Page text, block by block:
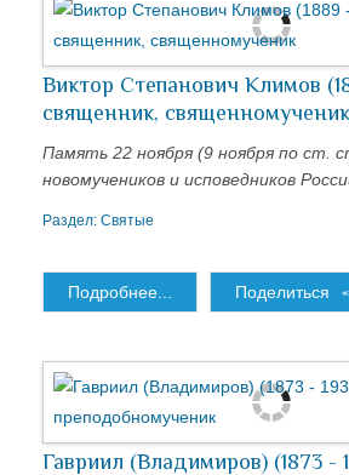
Виктор Степанович Климов
священник, священномученик
Память 22 ноября (9 ноября по ст.
новомучеников и исповедников
Раздел: Святые
Подробнее... Поделиться
Гавриил (Владимиров) (1873 -